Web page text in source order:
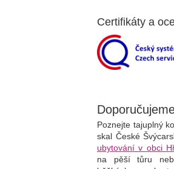
Certifikáty a
Poznejte tajuplný
skal České
ubytování v obci
na pěší tůru